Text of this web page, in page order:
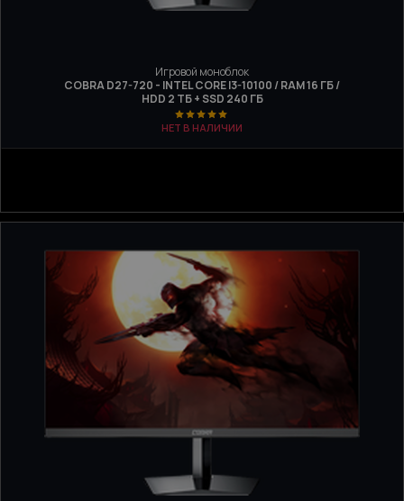
Игровой моноблок
COBRA D27-720 - INTEL CORE I3-10100 / RAM 16 ГБ /
HDD 2 ТБ + SSD 240 ГБ
НЕТ В НАЛИЧИИ